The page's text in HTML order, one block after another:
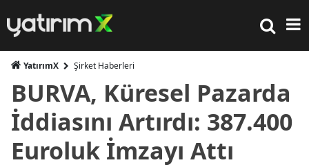
YatırımX Şirket Haberleri
BURVA, Küresel Pazarda
İddiasını Artırdı: 387.400
Euroluk İmzayı Attı